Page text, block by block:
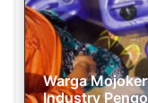
Warga
Industry